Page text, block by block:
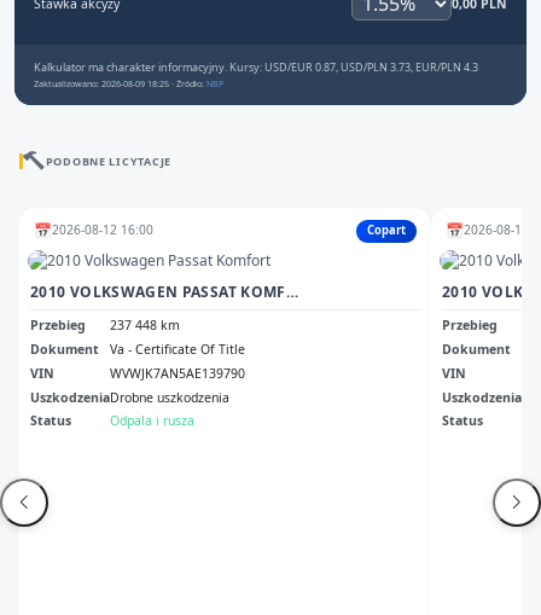
Kalkulator ma charakter informacyjny. Kursy: USD/EUR 0.87, USD/PLN 3.73, EUR/PLN 4.3
Zaktualizowano: 2026-08-09 18:25 · Źródło: NBP
PODOBNE LICYTACJE
📅2026-08-12 16:00 Copart
2010 VOLKSWAGEN PASSAT KOMFORT
Przebieg
237 448 km
Dokument
Va - Certificate Of Title
VIN
WVWJK7AN5AE139790
UszkodzeniaDrobne uszkodzenia
Status
Odpala i rusza
📅2026-08-10
2010
Przebieg
Dokument
VIN
Uszkodzenia
Status